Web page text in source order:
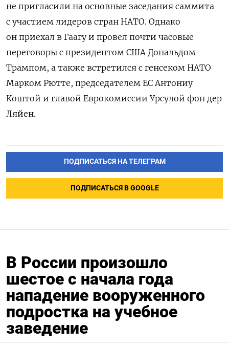
Подписывайтесь на The Moscow
Times в Telegram —
не пригласили на основные заседания саммита
с участием лидеров стран НАТО. Однако
он приехал в Гаагу и провел почти часовые
переговоры с президентом США Дональдом
Трампом, а также встретился с генсеком НАТО
Марком Рютте, председателем ЕС Антониу
Коштой и главой Еврокомиссии Урсулой фон дер
Ляйен.
ПОДПИСАТЬСЯ НА ТЕЛЕГРАМ
ПОДПИСАТЬСЯ В GOOGLE
В России произошло
шестое с начала года
нападение вооруженного
подростка на учебное
заведение